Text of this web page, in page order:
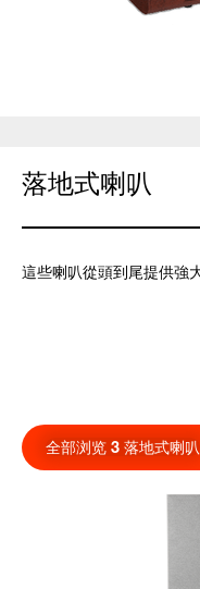
落地式喇叭
這些喇叭從頭到尾提供強
全部浏览 3 落地式喇叭